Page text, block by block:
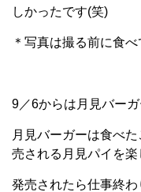
しかったです(笑)
＊写真は撮る前に食
9／6からは月見バー
月見バーガーは食べ
売される月見パイを楽
発売されたら仕事終わ